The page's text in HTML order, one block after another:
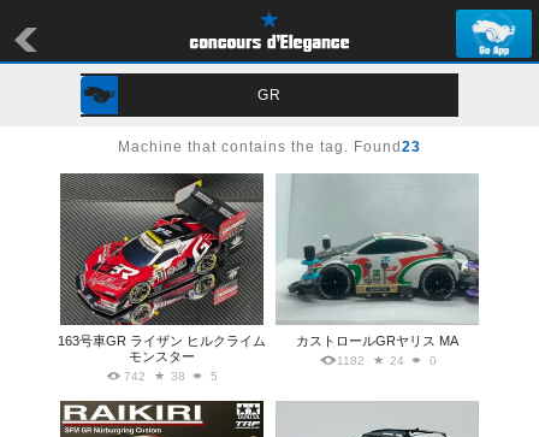
GR
Machine that contains the tag. Found 23
163号車GR ライザン ヒルクライム
モンスター
742 38 5
カストロールGRヤリス MA
1182 24 0